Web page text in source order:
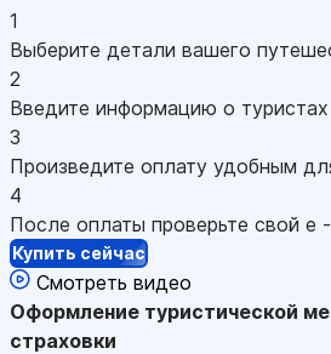
1
Выберите детали вашего
2
Введите информацию о туристах
3
Произведите оплату удобным
4
После оплаты проверьте свой e
Купить сейчас
Смотреть видео
Оформление туристической
страховки